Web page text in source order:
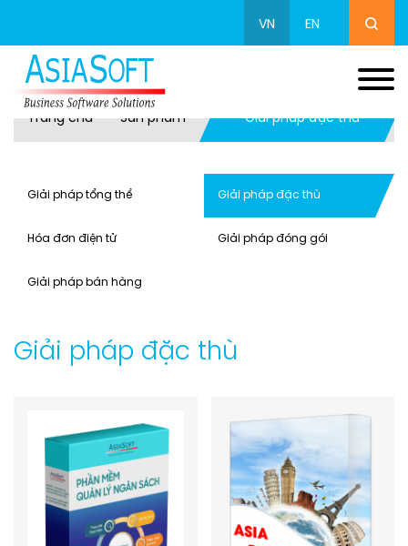
VN EN
Trang chủ Sản phẩm Giải pháp đặc thù
Giải pháp tổng thể Giải pháp đặc thù
Hóa đơn điện tử Giải pháp đóng gói
Giải pháp bán hàng
Giải pháp đặc thù